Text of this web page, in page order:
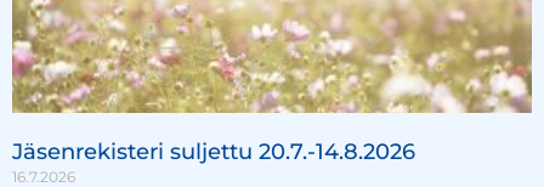
Jäsenrekisteri suljettu 20.7.-14.8.2026
16.7.2026